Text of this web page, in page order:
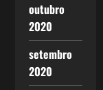
outubro
2020
setembro
2020